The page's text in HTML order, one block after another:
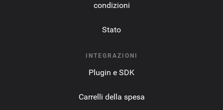
condizioni
Stato
INTEGRAZIONI
Plugin e SDK
Carrelli della spesa